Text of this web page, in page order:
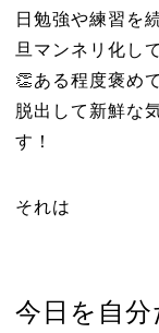
日勉強や練習を
旦マンネリ化し
👏ある程度褒め
脱出して新鮮な
す！
それは
今日を自分